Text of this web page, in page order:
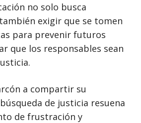
no solo busca
exigir que se tomen
para prevenir futuros
que los responsables sean
a compartir su
de justicia resuena
de frustración y